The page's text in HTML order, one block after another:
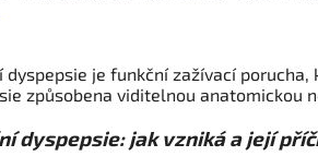
dyspepsie je funkční zažívací
způsobena viditelnou anatomickou
dyspepsie: jak vzniká a její